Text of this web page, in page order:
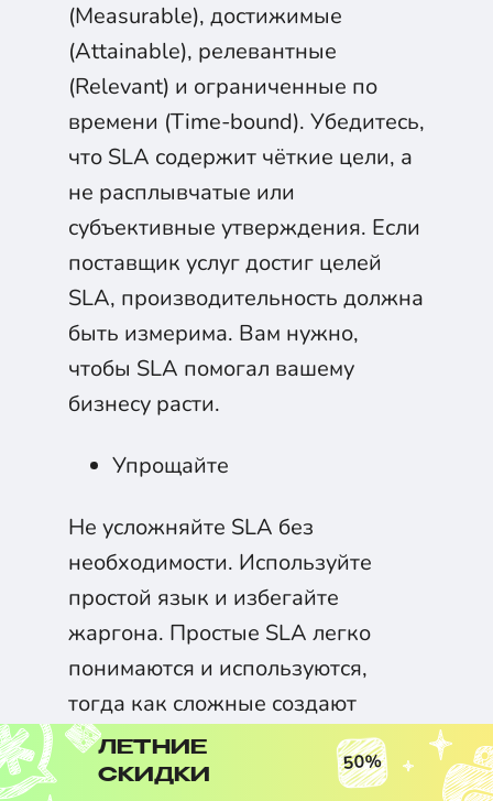
(Measurable), достижимые
(Attainable), релевантные
(Relevant) и ограниченные по
времени (Time-bound). Убедитесь,
что SLA содержит чёткие цели, а
не расплывчатые или
субъективные утверждения. Если
поставщик услуг достиг целей
SLA, производительность должна
быть измерима. Вам нужно,
чтобы SLA помогал вашему
бизнесу расти.
Упрощайте
Не усложняйте SLA без
необходимости. Используйте
простой язык и избегайте
жаргона. Простые SLA легко
понимаются и используются,
тогда как сложные создают
путаницу и быстро забываются.
ЛЕТНИЕ
СКИДКИ
50%